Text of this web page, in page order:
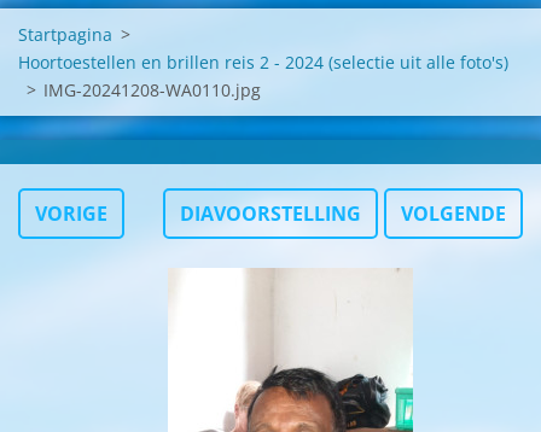
Startpagina >
Hoortoestellen en brillen reis 2 - 2024 (selectie uit alle foto's)
> IMG-20241208-WA0110.jpg
VORIGE DIAVOORSTELLING VOLGENDE